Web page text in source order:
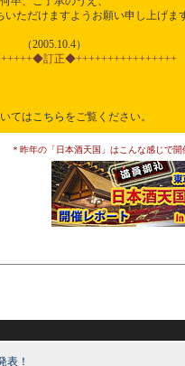
いただけますようお願い申し上げま
（2005.10.4）
訂正◆++++++++++++++++
てはこちら をご覧ください。
＊昨年の「日本酒天国」はこんな感じで開
表！